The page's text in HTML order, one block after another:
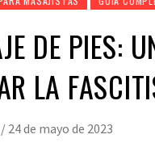
DE PIES:
LA
/ 24 de mayo de 2023